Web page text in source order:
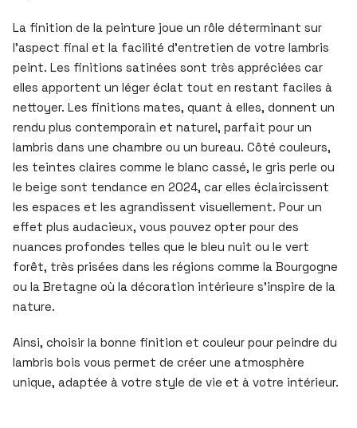
La finition de la peinture joue un rôle déterminant sur
l’aspect final et la facilité d’entretien de votre lambris
peint. Les finitions satinées sont très appréciées car
elles apportent un léger éclat tout en restant faciles à
nettoyer. Les finitions mates, quant à elles, donnent un
rendu plus contemporain et naturel, parfait pour un
lambris dans une chambre ou un bureau. Côté couleurs,
les teintes claires comme le blanc cassé, le gris perle ou
le beige sont tendance en 2024, car elles éclaircissent
les espaces et les agrandissent visuellement. Pour un
effet plus audacieux, vous pouvez opter pour des
nuances profondes telles que le bleu nuit ou le vert
forêt, très prisées dans les régions comme la Bourgogne
ou la Bretagne où la décoration intérieure s’inspire de la
nature.
Ainsi, choisir la bonne finition et couleur pour peindre du
lambris bois vous permet de créer une atmosphère
unique, adaptée à votre style de vie et à votre intérieur.